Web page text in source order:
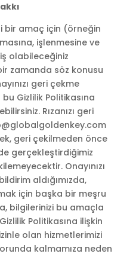
bir amaç için (örneğin
işlenmesine ve
olabileceğiniz
zamanda söz konusu
geri çekme
Gizlilik Politikasına
Rızanızı geri
geri çekilmeden önce
gerçekleştirdiğimiz
Onayınızı
aldığımızda,
için başka bir meşru
bilgilerinizi bu amaçla
Politikasına ilişkin
olan hizmetlerimizi
kalmamıza neden